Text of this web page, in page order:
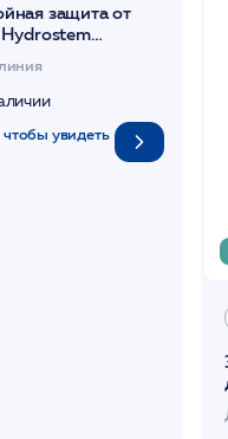
защита от
Hydrostem
defense tinted
Serum
увидеть